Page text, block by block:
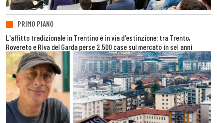
PRIMO PIANO
L'affitto tradizionale in Trentino è in via d'estinzione: tra Trento,
Rovereto e Riva del Garda perse 2.500 case sul mercato in sei anni